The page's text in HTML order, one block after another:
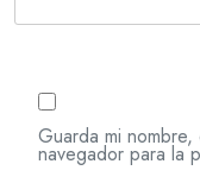
Guarda mi
navegador para la